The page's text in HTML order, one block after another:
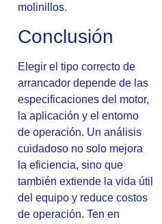
molinillos.
Conclusión
Elegir el tipo correcto de
arrancador depende de las
especificaciones del motor,
la aplicación y el entorno
de operación. Un análisis
cuidadoso no solo mejora
la eficiencia, sino que
también extiende la vida útil
del equipo y reduce costos
de operación. Ten en